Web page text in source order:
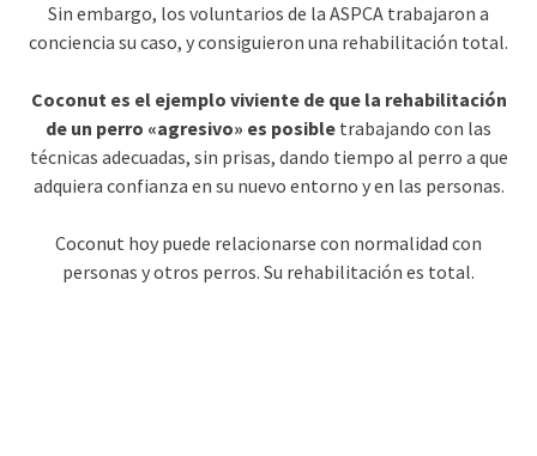
Sin embargo, los voluntarios de la ASPCA trabajaron a
conciencia su caso, y consiguieron una rehabilitación total.
Coconut es el ejemplo viviente de que la rehabilitación
de un perro «agresivo» es posible trabajando con las
técnicas adecuadas, sin prisas, dando tiempo al perro a que
adquiera confianza en su nuevo entorno y en las personas.
Coconut hoy puede relacionarse con normalidad con
personas y otros perros. Su rehabilitación es total.